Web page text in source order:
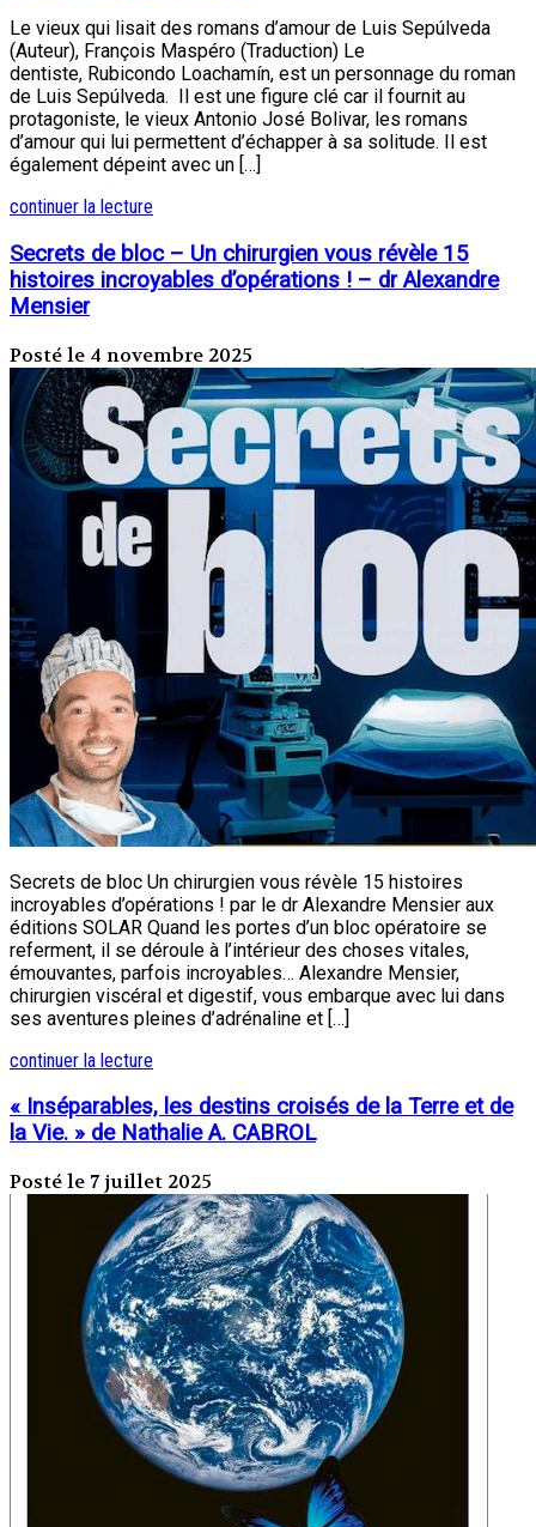
Le vieux qui lisait des romans d’amour de Luis Sepúlveda
(Auteur), François Maspéro (Traduction) Le
dentiste, Rubicondo Loachamín, est un personnage du roman
de Luis Sepúlveda. Il est une figure clé car il fournit au
protagoniste, le vieux Antonio José Bolivar, les romans
d’amour qui lui permettent d’échapper à sa solitude. Il est
également dépeint avec un […]
continuer la lecture
Secrets de bloc – Un chirurgien vous révèle 15
histoires incroyables d’opérations ! – dr Alexandre
Mensier
Posté le 4 novembre 2025
Secrets de bloc Un chirurgien vous révèle 15 histoires
incroyables d’opérations ! par le dr Alexandre Mensier aux
éditions SOLAR Quand les portes d’un bloc opératoire se
referment, il se déroule à l’intérieur des choses vitales,
émouvantes, parfois incroyables… Alexandre Mensier,
chirurgien viscéral et digestif, vous embarque avec lui dans
ses aventures pleines d’adrénaline et […]
continuer la lecture
« Inséparables, les destins croisés de la Terre et de
la Vie. » de Nathalie A. CABROL
Posté le 7 juillet 2025